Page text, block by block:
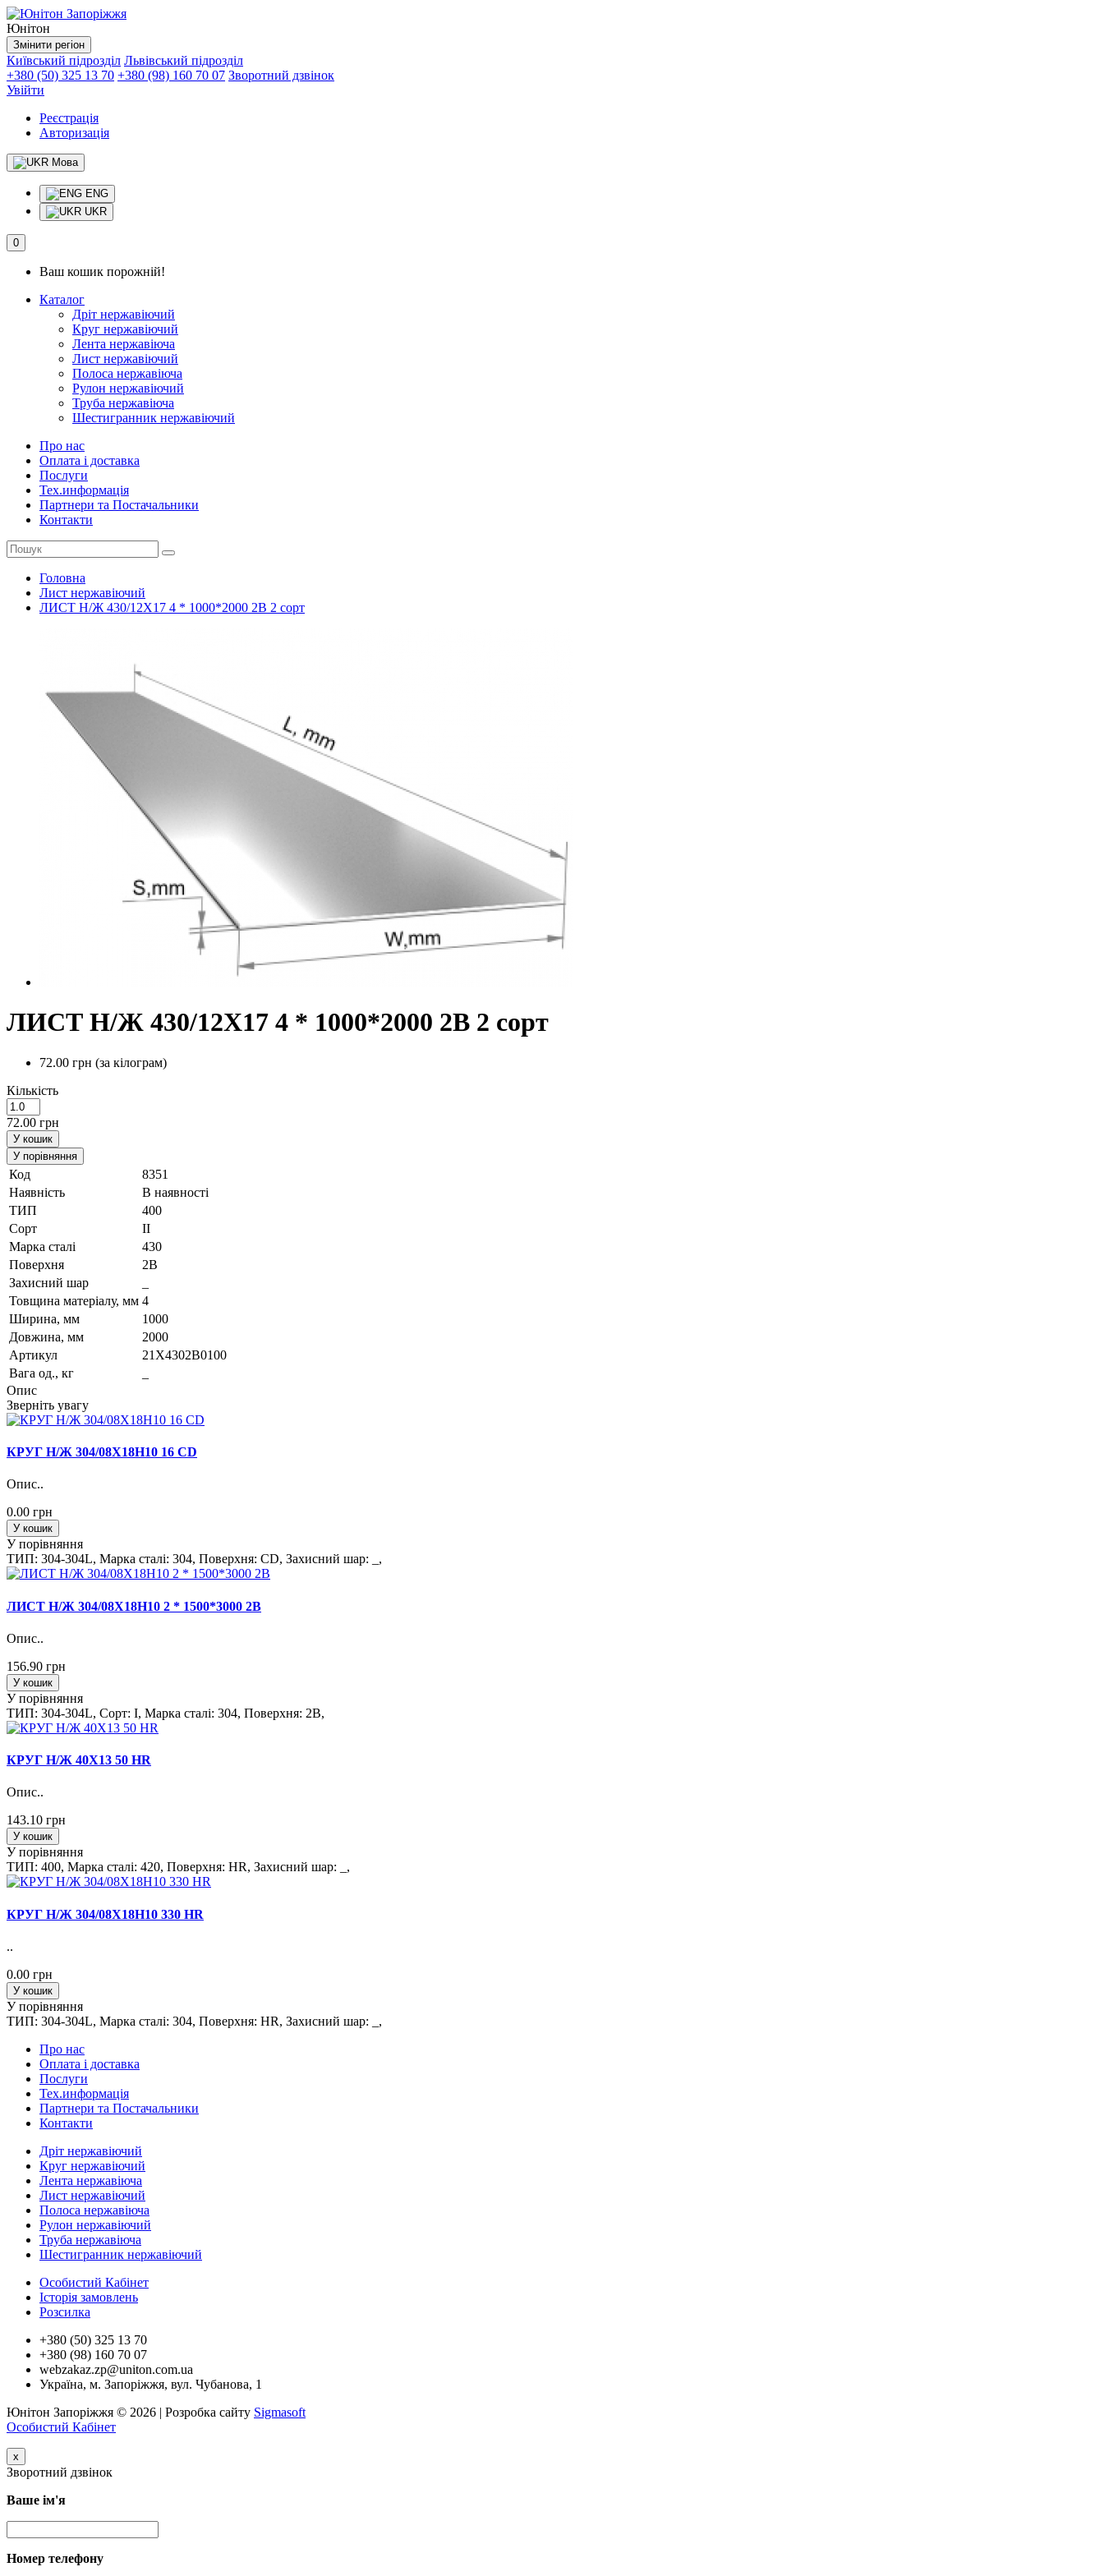
Юнітон
Змінити регіон
Київський підрозділ Львівський підрозділ
+380 (50) 325 13 70 +380 (98) 160 70 07 Зворотний дзвінок
Увійти
Реєстрація
Авторизація
Мова
ENG
UKR
0
Ваш кошик порожній!
Каталог
Дріт нержавіючий
Круг нержавіючий
Лента нержавіюча
Лист нержавіючий
Полоса нержавіюча
Рулон нержавіючий
Труба нержавіюча
Шестигранник нержавіючий
Про нас
Оплата і доставка
Послуги
Тех.информацiя
Партнери та Постачальники
Контакти
Головна
Лист нержавіючий
ЛИСТ Н/Ж 430/12Х17 4 * 1000*2000 2B 2 сорт
ЛИСТ Н/Ж 430/12Х17 4 * 1000*2000 2B 2 сорт
72.00 грн (за кілограм)
Кількість
72.00 грн
У кошик
У порівняння
Код
8351
Наявність
В наявності
ТИП
400
Сорт
II
Марка сталi
430
Поверхня
2B
Захисний шар
Товщина матеріалу, мм 4
Ширина, мм
1000
Довжина, мм
2000
Артикул
21X4302B0100
Вага од., кг
Опис
Зверніть увагу
КРУГ Н/Ж 304/08Х18Н10 16 CD
Опис..
0.00 грн
У кошик
У порівняння
ТИП: 304-304L, Марка сталi: 304, Поверхня: CD, Захисний шар: _,
ЛИСТ Н/Ж 304/08Х18Н10 2 * 1500*3000 2B
Опис..
156.90 грн
У кошик
У порівняння
ТИП: 304-304L, Сорт: I, Марка сталi: 304, Поверхня: 2B,
КРУГ Н/Ж 40Х13 50 HR
Опис..
143.10 грн
У кошик
У порівняння
ТИП: 400, Марка сталi: 420, Поверхня: HR, Захисний шар: _,
КРУГ Н/Ж 304/08Х18Н10 330 HR
..
0.00 грн
У кошик
У порівняння
ТИП: 304-304L, Марка сталi: 304, Поверхня: HR, Захисний шар: _,
Про нас
Оплата і доставка
Послуги
Тех.информацiя
Партнери та Постачальники
Контакти
Дріт нержавіючий
Круг нержавіючий
Лента нержавіюча
Лист нержавіючий
Полоса нержавіюча
Рулон нержавіючий
Труба нержавіюча
Шестигранник нержавіючий
Особистий Кабінет
Історія замовлень
Розсилка
+380 (50) 325 13 70
+380 (98) 160 70 07
webzakaz.zp@uniton.com.ua
Україна, м. Запоріжжя, вул. Чубанова, 1
Юнітон Запоріжжя © 2026 | Розробка сайту Sigmasoft
Особистий Кабінет
x
Зворотний дзвінок
Ваше ім'я
Номер телефону